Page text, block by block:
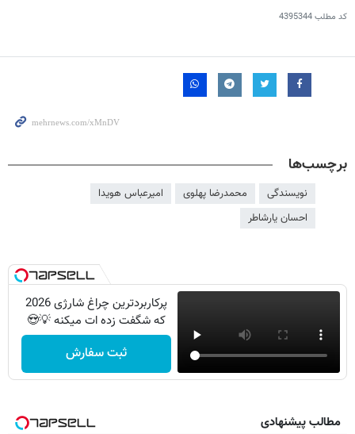
کد مطلب4395344
برچسب‌ها
نویسندگی محمدرضا پهلوی
امیرعباس هویدا
احسان یارشاطر
پرکاربردترین چراغ شارژی 2026
که شگفت زده ات میکنه 💡😍
ثبت سفارش
مطالب پیشنهادی